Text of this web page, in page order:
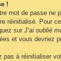
!
mot de passe ne
réinitialisé. Pour
sur J’ai oublié
et vous devriez
pas à réinitialiser